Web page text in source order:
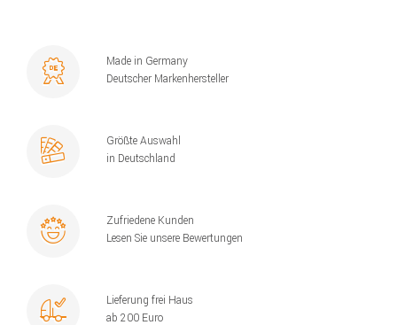
Made in Germany
Deutscher Markenhersteller
Größte Auswahl
in Deutschland
Zufriedene Kunden
Lesen Sie unsere Bewertungen
Lieferung frei Haus
ab 200 Euro